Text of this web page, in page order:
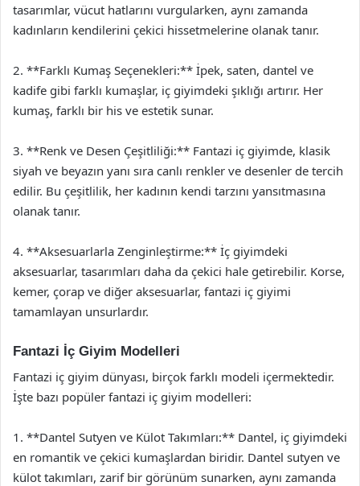
tasarımlar, vücut hatlarını vurgularken, aynı zamanda
kadınların kendilerini çekici hissetmelerine olanak tanır.
2. **Farklı Kumaş Seçenekleri:** İpek, saten, dantel ve
kadife gibi farklı kumaşlar, iç giyimdeki şıklığı artırır. Her
kumaş, farklı bir his ve estetik sunar.
3. **Renk ve Desen Çeşitliliği:** Fantazi iç giyimde, klasik
siyah ve beyazın yanı sıra canlı renkler ve desenler de tercih
edilir. Bu çeşitlilik, her kadının kendi tarzını yansıtmasına
olanak tanır.
4. **Aksesuarlarla Zenginleştirme:** İç giyimdeki
aksesuarlar, tasarımları daha da çekici hale getirebilir. Korse,
kemer, çorap ve diğer aksesuarlar, fantazi iç giyimi
tamamlayan unsurlardır.
Fantazi İç Giyim Modelleri
Fantazi iç giyim dünyası, birçok farklı modeli içermektedir.
İşte bazı popüler fantazi iç giyim modelleri:
1. **Dantel Sutyen ve Külot Takımları:** Dantel, iç giyimdeki
en romantik ve çekici kumaşlardan biridir. Dantel sutyen ve
külot takımları, zarif bir görünüm sunarken, aynı zamanda